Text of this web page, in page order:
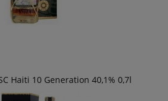
Haiti 10 Generation 40,1% 0,7l